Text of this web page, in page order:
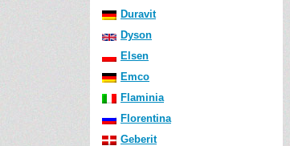
Duravit
Dyson
Elsen
Emco
Flaminia
Florentina
Geberit